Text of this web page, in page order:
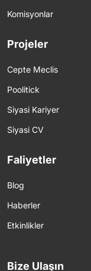
Komisyonlar
Projeler
Cepte Meclis
Poolitick
Siyasi Kariyer
Siyasi CV
Faliyetler
Blog
Haberler
Etkinlikler
Bize Ulaşın